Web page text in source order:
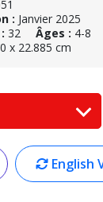
: Janvier 2025
32 Âges : 4-8
x 22.885 cm
English